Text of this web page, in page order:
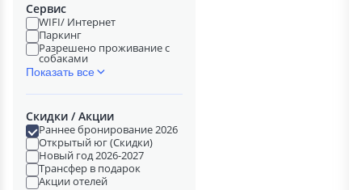
Сервис
WIFI/ Интернет
Паркинг
Разрешено проживание с
собаками
Показать все
Скидки / Акции
Раннее бронирование 2026
Открытый юг (Скидки)
Новый год 2026-2027
Трансфер в подарок
Акции отелей